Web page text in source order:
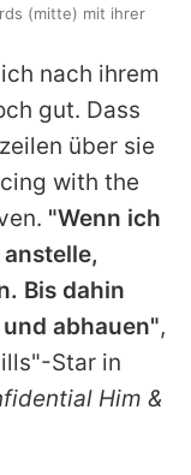
nach ihrem
gut. Dass
über sie
with the
"Wenn ich
Bis dahin
abhauen",
Star in
Him &
(mitte) mit ihrer